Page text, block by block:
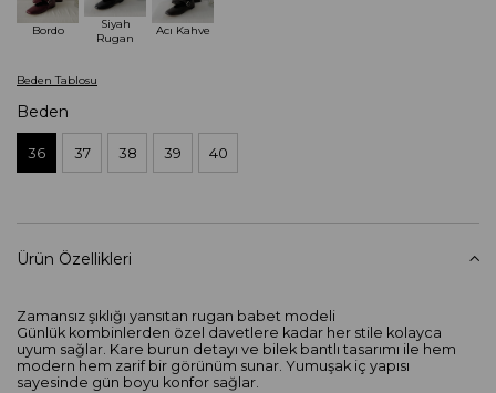
Bordo
Siyah
Rugan
Acı Kahve
Beden Tablosu
Beden
36 37 38 39 40
Ürün Özellikleri
Zamansız şıklığı yansıtan rugan babet modeli
Günlük kombinlerden özel davetlere kadar her stile kolayca
uyum sağlar. Kare burun detayı ve bilek bantlı tasarımı ile hem
modern hem zarif bir görünüm sunar. Yumuşak iç yapısı
sayesinde gün boyu konfor sağlar.